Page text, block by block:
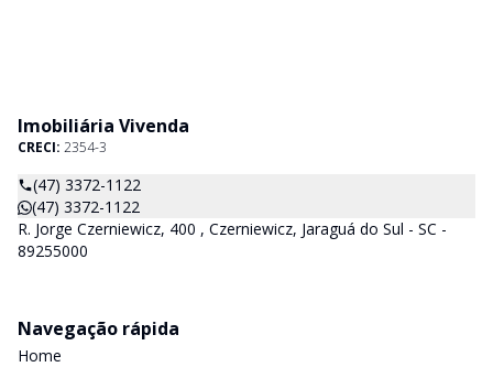
Imobiliária Vivenda
CRECI: 2354-3
(47) 3372-1122
(47) 3372-1122
R. Jorge Czerniewicz, 400 , Czerniewicz, Jaraguá do Sul - SC -
89255000
Navegação rápida
Home